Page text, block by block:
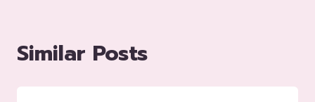
Similar Posts